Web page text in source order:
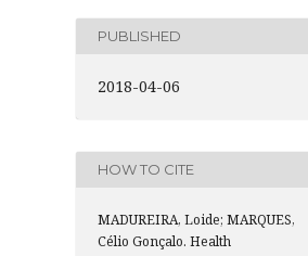
PUBLISHED
2018-04-06
HOW TO CITE
MADUREIRA, Loide; MARQUES,
Célio Gonçalo. Health